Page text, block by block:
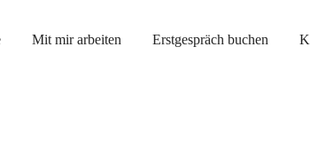
Mit mir arbeiten Erstgespräch buchen